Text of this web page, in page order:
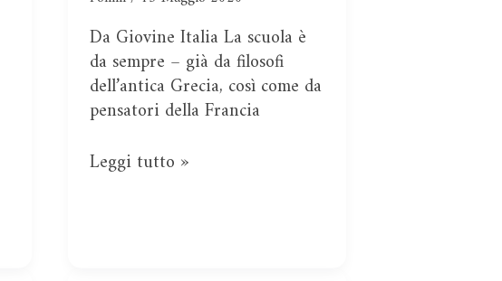
Da Giovine Italia La scuola è
da sempre – già da filosofi
dell’antica Grecia, così come da
pensatori della Francia
Leggi tutto »